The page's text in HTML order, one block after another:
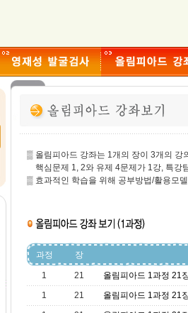
▒ 올림피아드 강좌는 1개의 장이 3개의 강
핵심문제 1, 2와 유제 4문제가 1강, 특강
▒ 효과적인 학습을 위해 공부방법/활용모
과정 장
1 21
올림피아드 1과정 21
1
21
올림피아드 1과정 21